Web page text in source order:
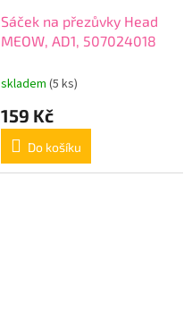
Sáček na přezůvky Head
MEOW, AD1, 507024018
skladem (5 ks)
159 Kč
Do košíku